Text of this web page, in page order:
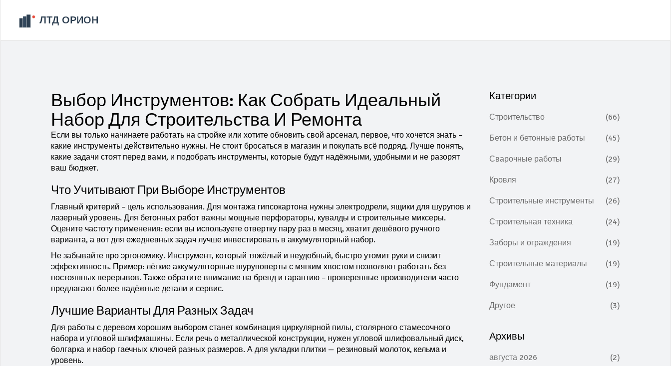
Выбор Инструментов: Как Собрать Идеальный
Набор Для Строительства И Ремонта
Если вы только начинаете работать на стройке или хотите обновить свой арсенал, первое, что хочется знать –
какие инструменты действительно нужны. Не стоит бросаться в магазин и покупать всё подряд. Лучше понять,
какие задачи стоят перед вами, и подобрать инструменты, которые будут надёжными, удобными и не разорят
ваш бюджет.
Что Учитывают При Выборе Инструментов
Главный критерий – цель использования. Для монтажа гипсокартона нужны электродрели, ящики для шурупов и
лазерный уровень. Для бетонных работ важны мощные перфораторы, кувалды и строительные миксеры.
Оцените частоту применения: если вы используете отвертку пару раз в месяц, хватит дешёвого ручного
варианта, а вот для ежедневных задач лучше инвестировать в аккумуляторный набор.
Не забывайте про эргономику. Инструмент, который тяжёлый и неудобный, быстро утомит руки и снизит
эффективность. Пример: лёгкие аккумуляторные шуруповерты с мягким хвостом позволяют работать без
постоянных перерывов. Также обратите внимание на бренд и гарантию – проверенные производители часто
предлагают более надёжные детали и сервис.
Лучшие Варианты Для Разных Задач
Для работы с деревом хорошим выбором станет комбинация циркулярной пилы, столярного стамесочного
набора и угловой шлифмашины. Если речь о металлической конструкции, нужен угловой шлифовальный диск,
болгарка и набор гаечных ключей разных размеров. А для укладки плитки — резиновый молоток, кельма и
уровень.
Категории
Строительство (66)
Бетон и бетонные работы (45)
Сварочные работы (29)
Кровля (27)
Строительные инструменты (26)
Строительная техника (24)
Заборы и ограждения (19)
Строительные материалы (19)
Фундамент (19)
Другое (3)
Архивы
августа 2026 (2)